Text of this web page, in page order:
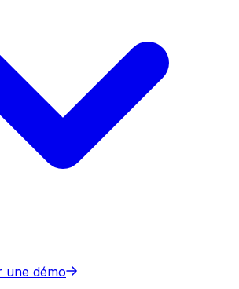
une démo